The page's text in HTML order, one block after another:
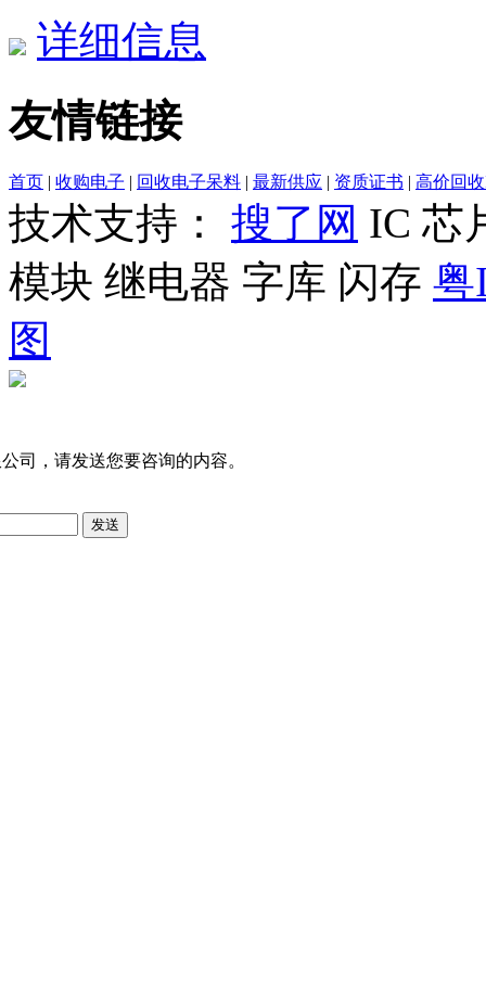
详细信息
友情链接
首页 | 收购电子 | 回收电子呆料 | 最新供应 | 资质证书 | 高价回
技术支持： 搜了网 IC 芯
模块 继电器 字库 闪存 粤
图
司，请发送您要咨询的内容。